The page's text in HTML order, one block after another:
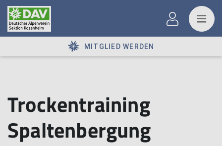
MITGLIED WERDEN
Trockentraining
Spaltenbergung